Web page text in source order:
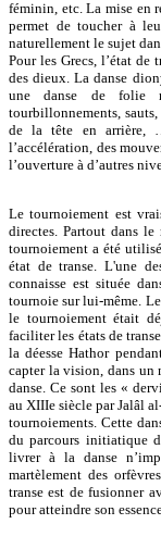
féminin, etc. La mise en
permet de toucher à
naturellement le sujet
Pour les Grecs, l’état de
des dieux. La danse
une danse de folie
tourbillonnements,
de la tête en arrière,
l’accélération, des
l’ouverture à d’autres
Le tournoiement est
directes. Partout dans
tournoiement a été
état de transe. L'une
connaisse est située
tournoie sur lui-même.
le tournoiement était
faciliter les états de
la déesse Hathor
capter la vision, dans un
danse. Ce sont les «
au XIIIe siècle par Jalâl
tournoiements. Cette
du parcours initiatique
livrer à la danse
martèlement des
transe est de fusionner
pour atteindre son